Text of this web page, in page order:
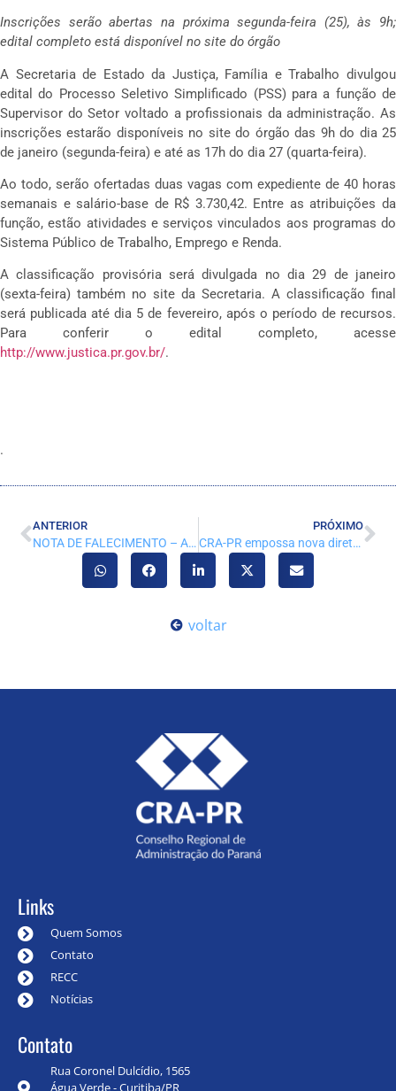
Inscrições serão abertas na próxima segunda-feira (25), às 9h;
edital completo está disponível no site do órgão
A Secretaria de Estado da Justiça, Família e Trabalho divulgou
edital do Processo Seletivo Simplificado (PSS) para a função de
Supervisor do Setor voltado a profissionais da administração. As
inscrições estarão disponíveis no site do órgão das 9h do dia 25
de janeiro (segunda-feira) e até as 17h do dia 27 (quarta-feira).
Ao todo, serão ofertadas duas vagas com expediente de 40 horas
semanais e salário-base de R$ 3.730,42. Entre as atribuições da
função, estão atividades e serviços vinculados aos programas do
Sistema Público de Trabalho, Emprego e Renda.
A classificação provisória será divulgada no dia 29 de janeiro
(sexta-feira) também no site da Secretaria. A classificação final
será publicada até dia 5 de fevereiro, após o período de recursos.
Para conferir o edital completo, acesse
http://www.justica.pr.gov.br/.
.
ANTERIOR
NOTA DE FALECIMENTO – Adm. Moises Bortolotto
PRÓXIMO
CRA-PR empossa nova diretoria para o biênio 2021/2022
voltar
Links
Quem Somos
Contato
RECC
Notícias
Contato
Rua Coronel Dulcídio, 1565
Água Verde - Curitiba/PR